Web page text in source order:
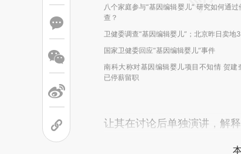
八个家庭参与“基因编辑婴儿” 研究如何通过
查？
卫健委调查“基因编辑婴儿”；北京昨日卖地
国家卫健委回应“基因编辑婴儿”事件
南科大称对基因编辑婴儿项目不知情 贺建
已停薪留职
让其在讨论后单独演讲，解释